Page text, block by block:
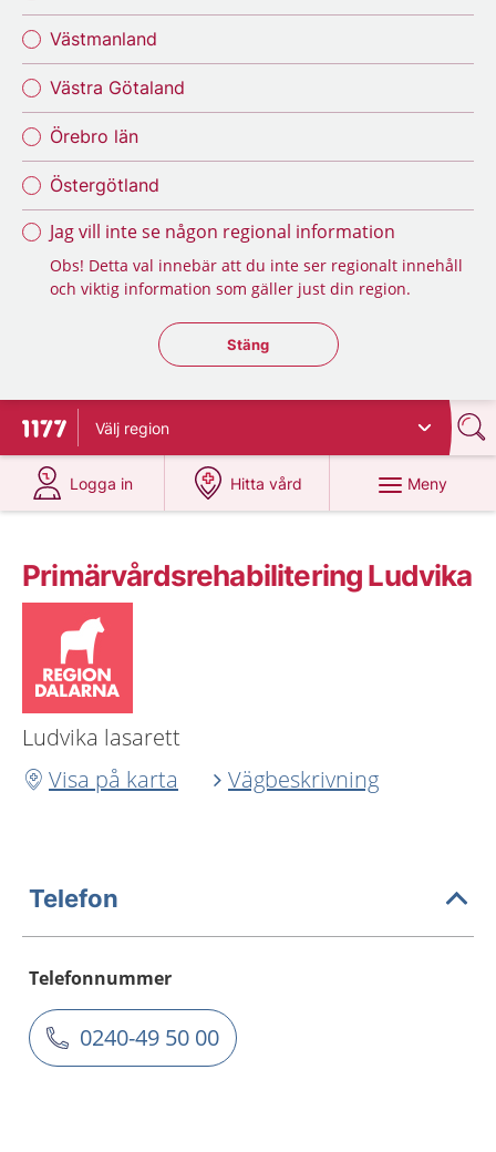
Västmanland
Västra Götaland
Örebro län
Östergötland
Jag vill inte se någon regional information
Obs! Detta val innebär att du inte ser regionalt innehåll
och viktig information som gäller just din region.
Stäng regionsväljaren
Stäng
Till startsidan för 1177
Välj region
Logga in
på 1177.se
Hitta vård
på 1177.se
Meny
Primärvårdsrehabilitering Ludvika
Ludvika lasarett
Visa på karta
Vägbeskrivning
Telefon
Telefonnummer
0240-49 50 00